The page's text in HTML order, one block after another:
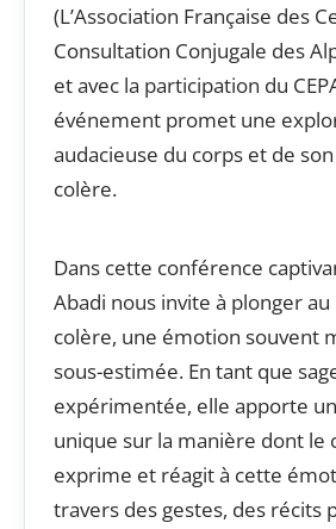
(L’Association Française des
Consultation Conjugale des
et avec la participation du
événement promet une
audacieuse du corps et de
colère.
Dans cette conférence
Abadi nous invite à plonger
colère, une émotion souvent
sous-estimée. En tant que
expérimentée, elle apporte
unique sur la manière dont le
exprime et réagit à cette
travers des gestes, des récits